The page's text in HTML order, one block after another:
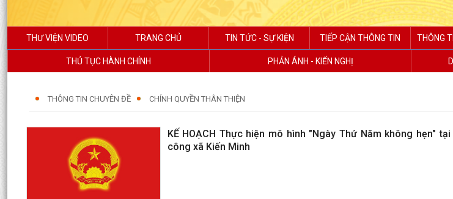
THƯ VIỆN VIDEO TRANG CHỦ TIN TỨC - SỰ KIỆN TIẾP CẬN THÔNG TIN THÔNG
THỦ TỤC HÀNH CHÍNH PHẢN ÁNH - KIẾN NGHỊ
THÔNG TIN CHUYÊN ĐỀ CHÍNH QUYỀN THÂN THIỆN
KẾ HOẠCH Thực hiện mô hình "Ngày Thứ Năm không hẹn"
công xã Kiến Minh